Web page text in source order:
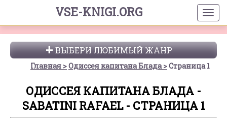
VSE-KNIGI.ORG
ВЫБЕРИ ЛЮБИМЫЙ ЖАНР
Главная Одиссея капитана Блада Страница 1
ОДИССЕЯ КАПИТАНА БЛАДА -
SABATINI RAFAEL - СТРАНИЦА 1